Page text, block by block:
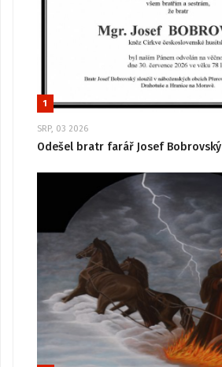
1
SRP, 03 2026
Odešel bratr farář Josef Bobrovský